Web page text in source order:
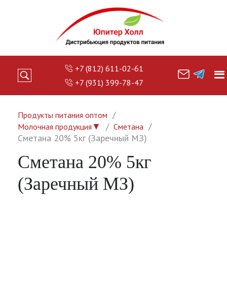
+7 (812) 611-02-61
+7 (931) 399-78-47
Продукты питания оптом
Молочная продукция ▼ Сметана
Сметана 20% 5кг (Заречный МЗ)
Сметана 20% 5кг
(Заречный МЗ)